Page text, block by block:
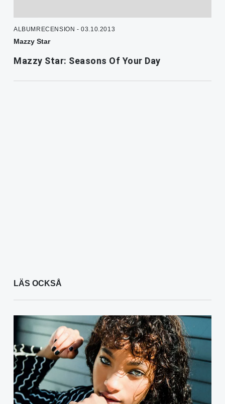
ALBUMRECENSION - 03.10.2013
Mazzy Star
Mazzy Star: Seasons Of Your Day
LÄS OCKSÅ